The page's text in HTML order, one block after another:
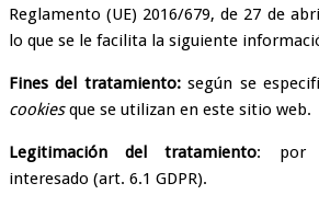
Reglamento (UE) 2016/679, de 27 de
lo que se le facilita la siguiente
Fines del tratamiento:según se
cookiesque se utilizan en este sitio web.
Legitimación del tratamiento: por
interesado (art. 6.1 GDPR).